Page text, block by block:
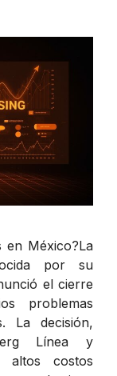
en México?La
por su
el cierre
problemas
La decisión,
Línea y
altos costos